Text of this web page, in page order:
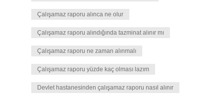
Çalışamaz raporu alınca ne olur
Çalışamaz raporu alındığında tazminat alınır mı
Çalışamaz raporu ne zaman alınmalı
Çalışamaz raporu yüzde kaç olması lazım
Devlet hastanesinden çalışamaz raporu nasıl alınır